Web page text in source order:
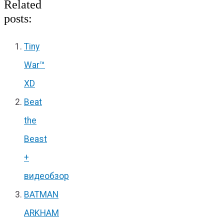
Related
posts:
Tiny
War™
XD
Beat
the
Beast
+
видеобзор
BATMAN
ARKHAM